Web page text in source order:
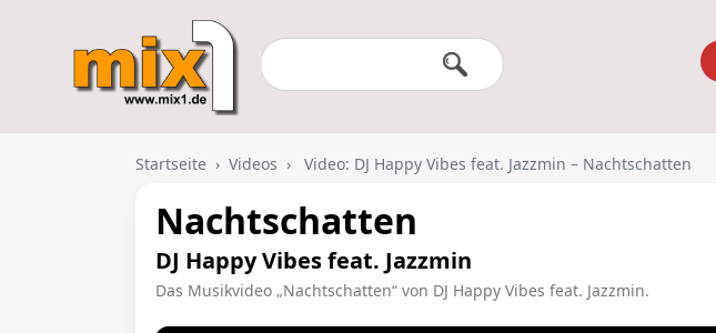
Startseite › Videos › Video: DJ Happy Vibes feat. Jazzmin – Nachtschatten
Nachtschatten
DJ Happy Vibes feat. Jazzmin
Das Musikvideo „Nachtschatten“ von DJ Happy Vibes feat. Jazzmin.